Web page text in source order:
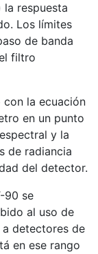
la respuesta
Los límites
de banda
filtro
con la ecuación
en un punto
y la
de radiancia
del detector.
90 se
al uso de
detectores de
en ese rango